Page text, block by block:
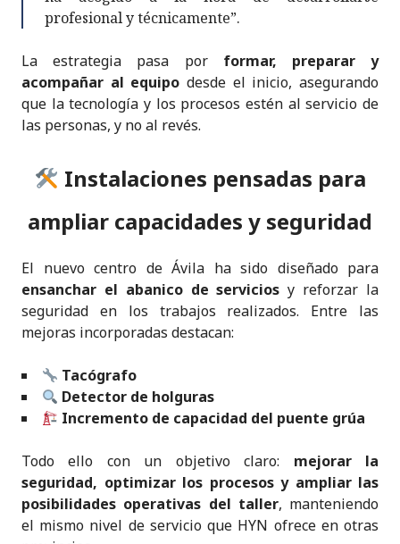
profesional y técnicamente”.
La estrategia pasa por formar, preparar y
acompañar al equipo desde el inicio, asegurando
que la tecnología y los procesos estén al servicio de
las personas, y no al revés.
Instalaciones pensadas para
ampliar capacidades y seguridad
El nuevo centro de Ávila ha sido diseñado para
ensanchar el abanico de servicios y reforzar la
seguridad en los trabajos realizados. Entre las
mejoras incorporadas destacan:
Tacógrafo
Detector de holguras
Incremento de capacidad del puente grúa
Todo ello con un objetivo claro: mejorar la
seguridad, optimizar los procesos y ampliar las
posibilidades operativas del taller, manteniendo
el mismo nivel de servicio que HYN ofrece en otras